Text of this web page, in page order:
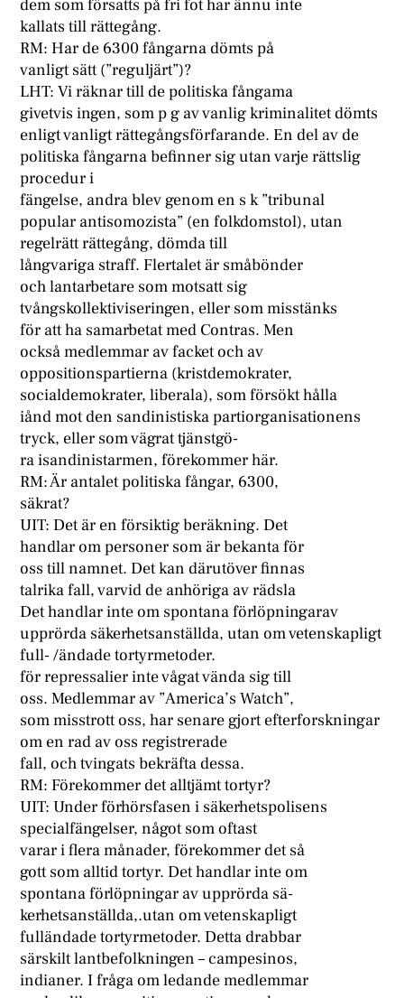
dem som försatts på fri fot har ännu inte
kallats till rättegång.
RM: Har de 6300 fångarna dömts på
vanligt sätt (”reguljärt”)?
LHT: Vi räknar till de politiska fångama
givetvis ingen, som p g av vanlig kriminalitet dömts
enligt vanligt rättegångsförfarande. En del av de
politiska fångarna befinner sig utan varje rättslig
procedur i
fängelse, andra blev genom en s k ”tribunal
popular antisomozista” (en folkdomstol), utan
regelrätt rättegång, dömda till
långvariga straff. Flertalet är småbönder
och lantarbetare som motsatt sig
tvångskollektiviseringen, eller som misstänks
för att ha samarbetat med Contras. Men
också medlemmar av facket och av
oppositionspartierna (kristdemokrater,
socialdemokrater, liberala), som försökt hålla
iånd mot den sandinistiska partiorganisationens
tryck, eller som vägrat tjänstgö-
ra isandinistarmen, förekommer här.
RM: Är antalet politiska fångar, 6300,
säkrat?
UIT: Det är en försiktig beräkning. Det
handlar om personer som är bekanta för
oss till namnet. Det kan därutöver finnas
talrika fall, varvid de anhöriga av rädsla
Det handlar inte om spontana förlöpningarav
upprörda säkerhetsanställda, utan om vetenskapligt
full- /ändade tortyrmetoder.
för repressalier inte vågat vända sig till
oss. Medlemmar av ”America’s Watch”,
som misstrott oss, har senare gjort efterforskningar
om en rad av oss registrerade
fall, och tvingats bekräfta dessa.
RM: Förekommer det alltjämt tortyr?
UIT: Under förhörsfasen i säkerhetspolisens
specialfängelser, något som oftast
varar i flera månader, förekommer det så
gott som alltid tortyr. Det handlar inte om
spontana förlöpningar av upprörda sä-
kerhetsanställda,.utan om vetenskapligt
fulländade tortyrmetoder. Detta drabbar
särskilt lantbefolkningen – campesinos,
indianer. I fråga om ledande medlemmar